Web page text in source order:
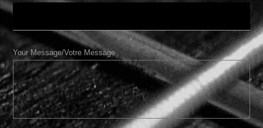
Your Message/Votre Message